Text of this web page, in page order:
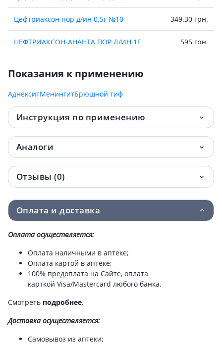
Цефтриаксон пор д/ин 0.5г №10 349.30 грн.
ЦЕФТРИАКСОН-АНАНТА ПОР Д/ИН 1Г
595 грн.
Цефтриаксон юрия-фарм пор д/п р-ра
Цефтриаксон-виста пор д/ин 1г №10 1 086.10 грн.
Цефтриаксон-Дарница пор д/ин 1г №40 2 080.90 грн.
Показания к применению
АднекситМенингитБрюшной тиф
Инструкция по применению
Аналоги
Отзывы (0)
Оплата и доставка
Оплата осуществляется:
Оплата наличными в аптеке;
Оплата картой в аптеке;
100% предоплата на Сайте, оплата
карткой Visa/Mastercard любого банка.
Смотреть подробнее.
Доставкаосуществляется:
Самовывоз из аптеки;